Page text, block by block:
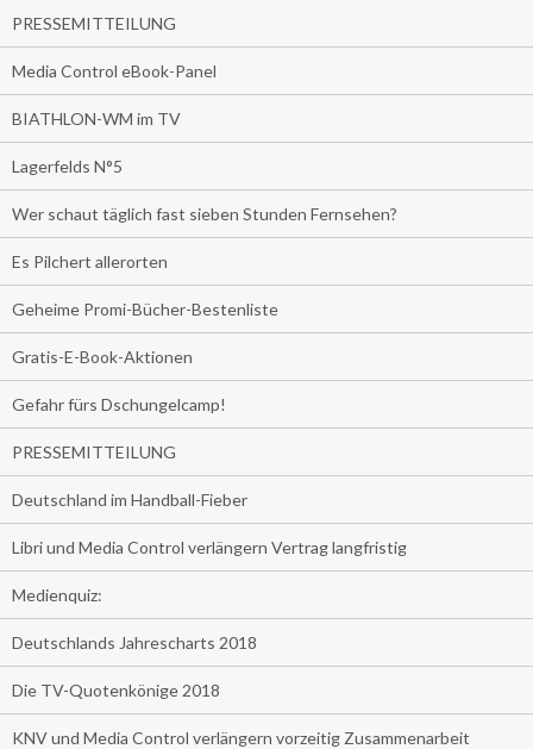
PRESSEMITTEILUNG
Media Control eBook-Panel
BIATHLON-WM im TV
Lagerfelds N°5
Wer schaut täglich fast sieben Stunden Fernsehen?
Es Pilchert allerorten
Geheime Promi-Bücher-Bestenliste
Gratis-E-Book-Aktionen
Gefahr fürs Dschungelcamp!
PRESSEMITTEILUNG
Deutschland im Handball-Fieber
Libri und Media Control verlängern Vertrag langfristig
Medienquiz:
Deutschlands Jahrescharts 2018
Die TV-Quotenkönige 2018
KNV und Media Control verlängern vorzeitig Zusammenarbeit